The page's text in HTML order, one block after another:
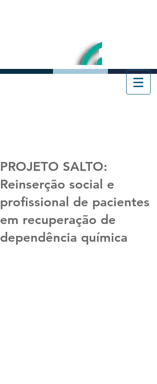
PROJETO SALTO:
Reinserção social e
profissional de pacientes
em recuperação de
dependência química